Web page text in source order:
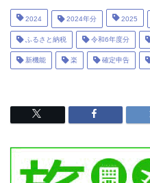
2024 2024年分 2025
ふるさと納税 令和6年度分
新機能 楽 確定申告